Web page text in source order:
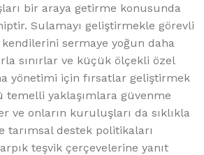
bir araya getirme konusunda
Sulamayı geliştirmekle görevli
sermaye yoğun daha
sınırlar ve küçük ölçekli özel
yönetimi için fırsatlar geliştirmek
temelli yaklaşımlara güvenme
ve onların kuruluşları da sıklıkla
tarımsal destek politikaları
teşvik çerçevelerine yanıt